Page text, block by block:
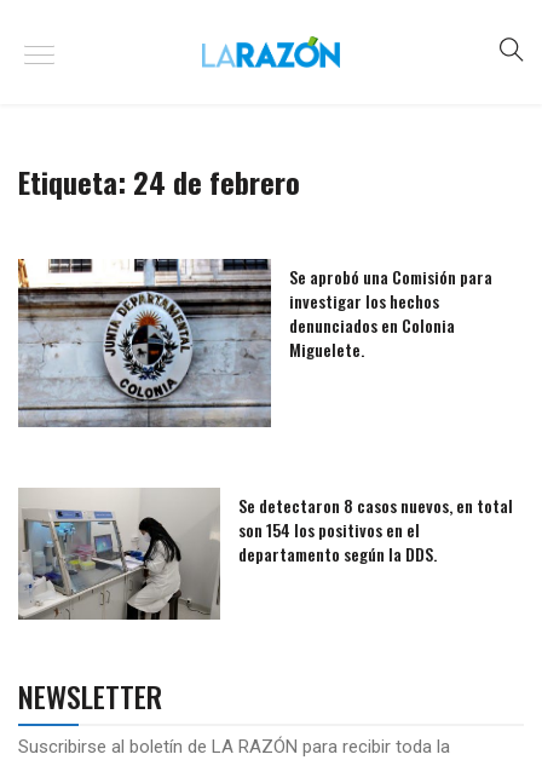
Etiqueta: 24 de febrero
Se aprobó una Comisión para
investigar los hechos
denunciados en Colonia
Miguelete.
Se detectaron 8 casos nuevos, en total
son 154 los positivos en el
departamento según la DDS.
NEWSLETTER
Suscribirse al boletín de LA RAZÓN para recibir toda la